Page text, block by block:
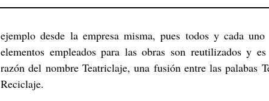
ejemplo desde la empresa misma, pues todos y cada
elementos empleados para las obras son reutilizados y
razón del nombre Teatriclaje, una fusión entre las palabas
Reciclaje.